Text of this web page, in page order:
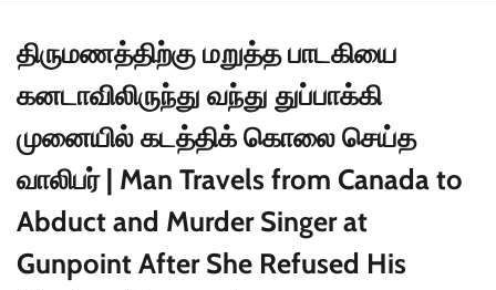
திருமணத்திற்கு மறுத்த பாடகியை
கனடாவிலிருந்து வந்து துப்பாக்கி
முனையில் கடத்திக் கொலை செய்த
வாலிபர் | Man Travels from Canada to
Abduct and Murder Singer at
Gunpoint After She Refused His